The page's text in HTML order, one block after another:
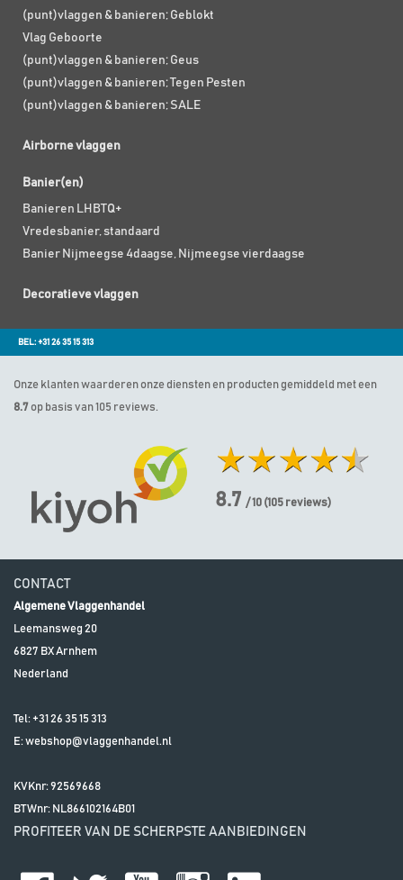
(punt)vlaggen & banieren; Geblokt
Vlag Geboorte
(punt)vlaggen & banieren; Geus
(punt)vlaggen & banieren; Tegen Pesten
(punt)vlaggen & banieren; SALE
Airborne vlaggen
Banier(en)
Banieren LHBTQ+
Vredesbanier, standaard
Banier Nijmeegse 4daagse, Nijmeegse vierdaagse
Decoratieve vlaggen
BEL: +31 26 35 15 313
Onze klanten waarderen onze diensten en producten gemiddeld met een
8.7 op basis van 105 reviews.
8.7 / 10 (105 reviews)
CONTACT
Algemene Vlaggenhandel
Leemansweg 20
6827 BXArnhem
Nederland
Tel: +31 26 35 15 313
E:webshop@vlaggenhandel.nl
KVKnr: 92569668
BTWnr: NL866102164B01
PROFITEER VAN DE SCHERPSTE AANBIEDINGEN